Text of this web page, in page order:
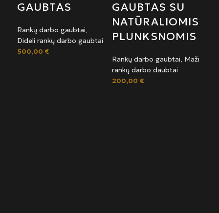
GAUBTAS
Rankų darbo gaubtai,
Dideli rankų darbo gaubtai
500,00 €
GAUBTAS SU
NATŪRALIOMIS
PLUNKSNOMIS
Rankų darbo gaubtai, Maži
rankų darbo daubtai
200,00 €